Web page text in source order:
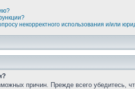
некорректного использования и/или
причин. Прежде всего убедитесь,